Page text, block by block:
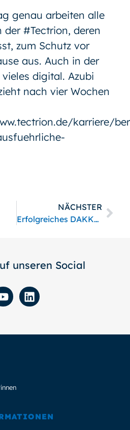
genau arbeiten alle
der #Tectrion, deren
zum Schutz vor
aus. Auch in der
digital. Azubi
nach vier Wochen
karriere/
NÄCHSTER
Erfolgreiches DAKKS-Audit
unseren Social